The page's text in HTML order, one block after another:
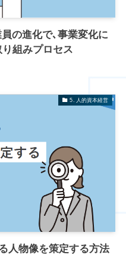
の進化で､事業変化に
組みプロセス
5. 人的資本経営
人物像を策定する方法